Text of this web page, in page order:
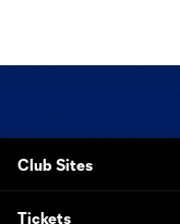
Club Sites
Tickets